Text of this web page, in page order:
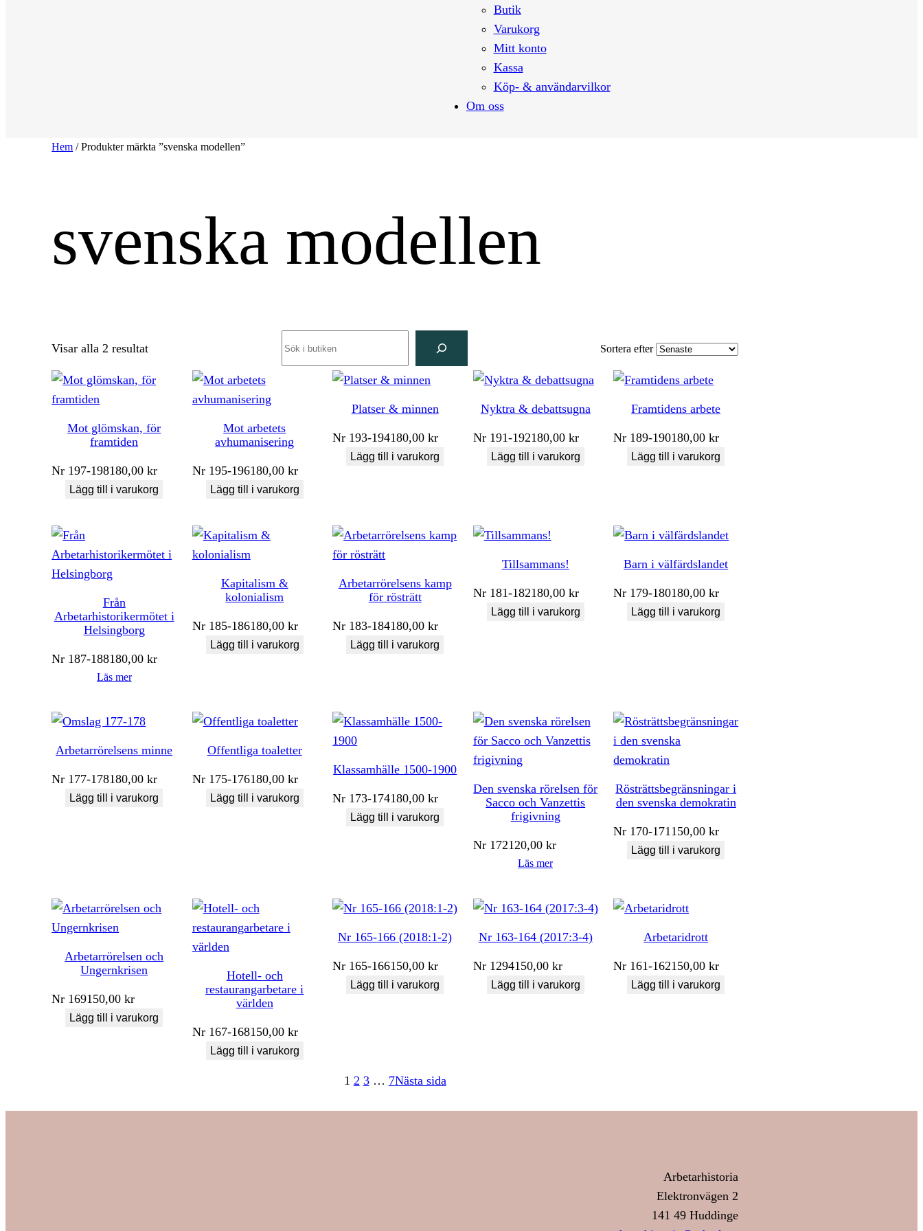
Butik
Varukorg
Mitt konto
Kassa
Köp- & användarvilkor
Om oss
Hem / Produkter märkta ”svenska modellen”
svenska modellen
Visar alla 2 resultatSortera
senaste
Sortera efter
Mot glömskan, för
framtiden
Nr 197-198180,00kr
Lägg till i varukorg
Mot arbetets
avhumanisering
Nr 195-196180,00 kr
Lägg till i varukorg
Platser & minnen
Nr 193-194180,00kr
Lägg till i varukorg
Nyktra & debattsugna
Nr 191-192180,00 kr
Lägg till i varukorg
Framtidens arbete
Nr 189-190180,00kr
Lägg till i varukorg
Från
Arbetarhistorikermötet i
Helsingborg
Nr 187-188180,00kr
Läs mer
Kapitalism &
kolonialism
Nr 185-186180,00 kr
Lägg till i varukorg
Arbetarrörelsens kamp
för rösträtt
Nr 183-184180,00kr
Lägg till i varukorg
Tillsammans!
Nr 181-182180,00 kr
Lägg till i varukorg
Barn i välfärdslandet
Nr 179-180180,00kr
Lägg till i varukorg
Arbetarrörelsens minne
Nr 177-178180,00kr
Lägg till i varukorg
Offentliga toaletter
Nr 175-176180,00 kr
Lägg till i varukorg
Klassamhälle 1500-1900
Nr 173-174180,00kr
Lägg till i varukorg
Den svenska rörelsen för
Sacco och Vanzettis
frigivning
Nr 172120,00 kr
Läs mer
Rösträttsbegränsningar i
den svenska demokratin
Nr 170-171150,00kr
Lägg till i varukorg
Arbetarrörelsen och
Ungernkrisen
Nr 169150,00kr
Lägg till i varukorg
Hotell- och
restaurangarbetare i
världen
Nr 167-168150,00 kr
Lägg till i varukorg
Nr 165-166 (2018:1-2)
Nr 165-166150,00kr
Lägg till i varukorg
Nr 163-164 (2017:3-4)
Nr 1294150,00 kr
Lägg till i varukorg
Arbetaridrott
Nr 161-162150,00kr
Lägg till i varukorg
1 2 3 … 7Nästa sida
Arbetarhistoria
Elektronvägen 2
141 49 Huddinge